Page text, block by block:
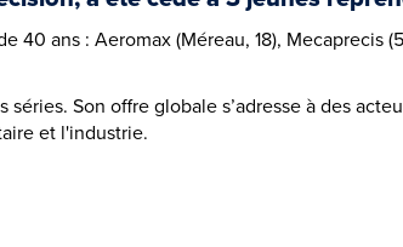
ans : Aeromax (Méreau, 18), Mecaprecis
Son offre globale s’adresse à des
et l'industrie.